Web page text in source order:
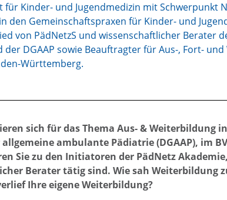
für Kinder- und Jugendmedizin mit Schwerpunkt
den Gemeinschaftspraxen für Kinder- und
von PädNetzS und wissenschaftlicher Berater
DGAAP sowie Beauftragter für Aus-, Fort-
Württemberg.
sich für das Thema Aus- & Weiterbildung
ambulante Pädiatrie (DGAAP), im
Sie zu den Initiatoren der PädNetz
Berater tätig sind. Wie sah Weiterbildung
Ihre eigene Weiterbildung?